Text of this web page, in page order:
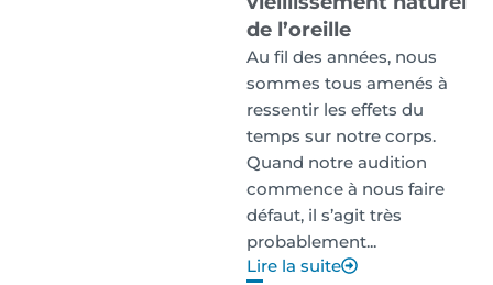
de l’oreille
Au fil des années, nous
sommes tous amenés à
ressentir les effets du
temps sur notre corps.
Quand notre audition
commence à nous faire
défaut, il s’agit très
probablement...
Lire la suite